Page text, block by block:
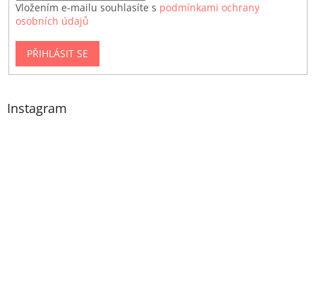
Vložením e-mailu souhlasíte s podmínkami ochrany
osobních údajů
PŘIHLÁSIT SE
Instagram